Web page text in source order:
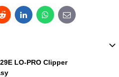
RedditLinkedInWhatsApp
E-mail
LO-PRO Clipper